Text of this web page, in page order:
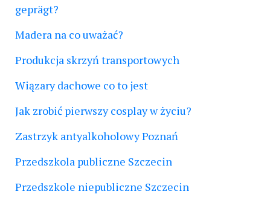
geprägt?
Madera na co uważać?
Produkcja skrzyń transportowych
Wiązary dachowe co to jest
Jak zrobić pierwszy cosplay w życiu?
Zastrzyk antyalkoholowy Poznań
Przedszkola publiczne Szczecin
Przedszkole niepubliczne Szczecin